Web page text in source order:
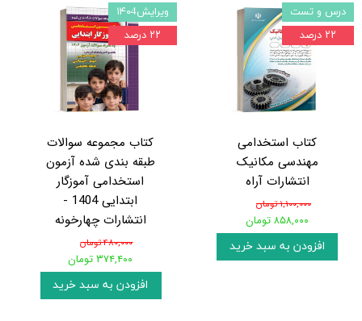
کتاب استخدامی
مهندسی مکانیک
انتشارات آراه
۱,۱۰۰,۰۰۰ تومان
۸۵۸,۰۰۰ تومان
افزودن به سبد خرید
درس و تست
۲۲ درصد
کتاب مجموعه سوالات
طبقه بندی شده آزمون
استخدامی آموزگار
ابتدایی 1404 -
انتشارات چهارخونه
۴۸۰,۰۰۰ تومان
۳۷۴,۴۰۰ تومان
افزودن به سبد خرید
ویرایش۱۴۰4
۲۲ درصد